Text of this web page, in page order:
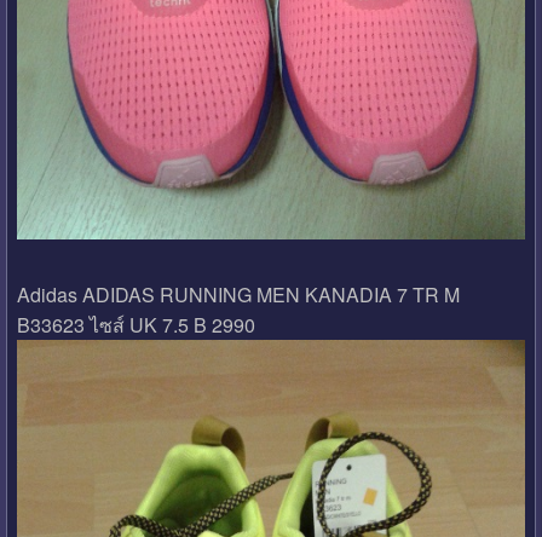
Adidas ADIDAS RUNNING MEN KANADIA 7 TR M
B33623 ไซส์ UK 7.5 B 2990